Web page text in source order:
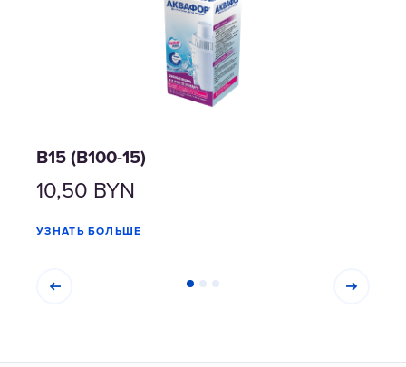
В15 (В100-15)
10,50 BYN
УЗНАТЬ БОЛЬШЕ